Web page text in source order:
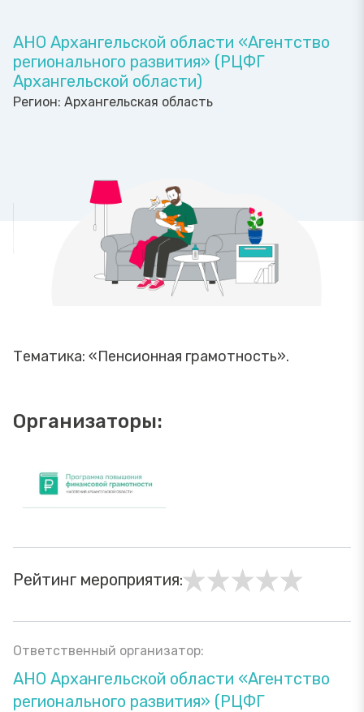
АНО Архангельской области «Агентство
регионального развития» (РЦФГ
Архангельской области)
Регион: Архангельская область
Тематика: «Пенсионная грамотность».
Организаторы:
Рейтинг мероприятия:
Ответственный организатор:
АНО Архангельской области «Агентство
регионального развития» (РЦФГ